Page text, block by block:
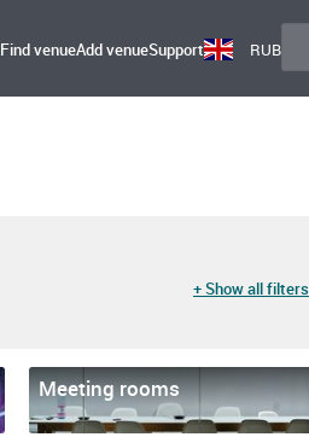
Find venueAdd venueSupport RUB
+ Show all filters
Meeting rooms